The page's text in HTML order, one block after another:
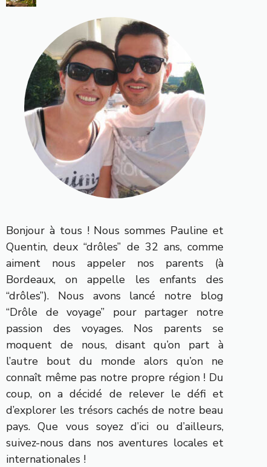
Bonjour à tous ! Nous sommes Pauline et
Quentin, deux “drôles” de 32 ans, comme
aiment nous appeler nos parents (à
Bordeaux, on appelle les enfants des
“drôles”). Nous avons lancé notre blog
“Drôle de voyage” pour partager notre
passion des voyages. Nos parents se
moquent de nous, disant qu’on part à
l’autre bout du monde alors qu’on ne
connaît même pas notre propre région ! Du
coup, on a décidé de relever le défi et
d’explorer les trésors cachés de notre beau
pays. Que vous soyez d’ici ou d’ailleurs,
suivez-nous dans nos aventures locales et
internationales !